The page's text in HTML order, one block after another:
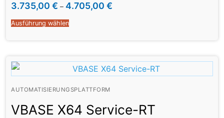
3.735,00 € – 4.705,00 €
Ausführung wählen
AUTOMATISIERUNGSPLATTFORM
VBASE X64 Service-RT